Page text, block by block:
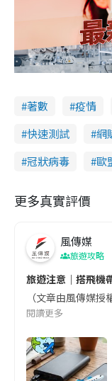
著數 疫情
快速測試
網
冠狀病毒
歐
更多真實評價
風傳媒
旅遊攻略
旅遊注意｜搭飛機
（文章由風傳媒
閱讀更多